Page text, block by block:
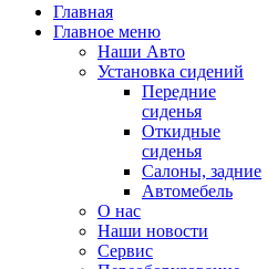
Главная
Главное меню
Наши Авто
Установка сидений
Передние
сиденья
Откидные
сиденья
Салоны, задние
Автомебель
О нас
Наши новости
Сервис